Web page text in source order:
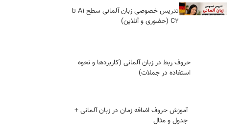
تدریس خصوصی زبان آلمانی سطح A1 تا
C2 (حضوری و آنلاین)
حروف ربط در زبان آلمانی (کاربردها و نحوه
استفاده در جملات)
آموزش حروف اضافه زمان در زبان آلمانی +
جدول و مثال